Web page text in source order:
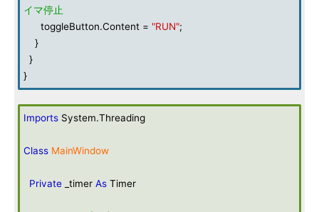
イマ停止
toggleButton.Content = "RUN";
}
}
}
Imports System.Threading
Class MainWindow
Private _timer As Timer